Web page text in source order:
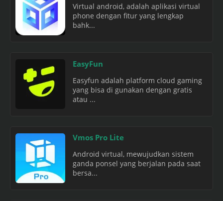
Virtual android, adalah aplikasi virtual
phone dengan fitur yang lengkap
bahk...
EasyFun
Easyfun adalah platform cloud gaming
yang bisa di gunakan dengan gratis
atau ...
Vmos Pro Lite
Android virtual, mewujudkan sistem
ganda ponsel yang berjalan pada saat
bersa...